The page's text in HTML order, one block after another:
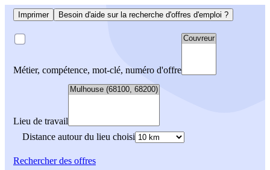
Imprimer Besoin d'aide sur la recherche d'offres d'emploi ?
Métier, compétence, mot-clé, numéro d'offre
Lieu de travail
Distance autour du lieu choisi
Rechercherdes offres